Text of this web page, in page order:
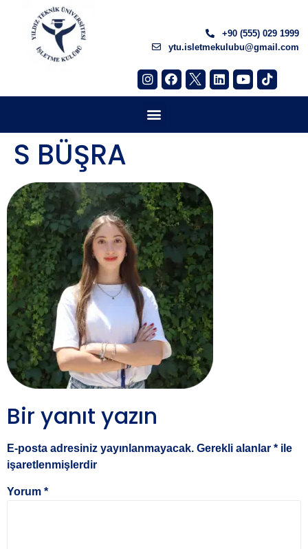
+90 (555) 029 1999
ytu.isletmekulubu@gmail.com
S BÜŞRA
Bir yanıt yazın
E-posta adresiniz yayınlanmayacak. Gerekli alanlar * ile
işaretlenmişlerdir
Yorum *